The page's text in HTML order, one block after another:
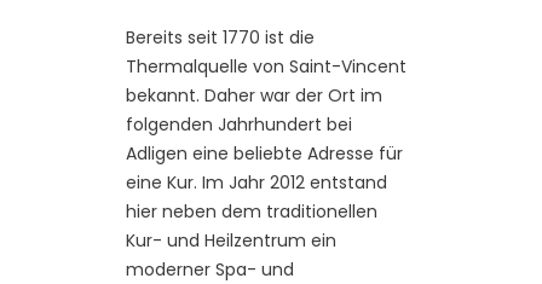
Bereits seit 1770 ist die
Thermalquelle von Saint-Vincent
bekannt. Daher war der Ort im
folgenden Jahrhundert bei
Adligen eine beliebte Adresse für
eine Kur. Im Jahr 2012 entstand
hier neben dem traditionellen
Kur- und Heilzentrum ein
moderner Spa- und